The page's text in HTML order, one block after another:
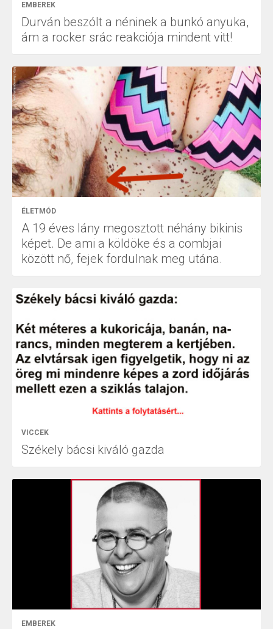
EMBEREK
Durván beszólt a néninek a bunkó anyuka,
ám a rocker srác reakciója mindent vitt!
ÉLETMÓD
A 19 éves lány megosztott néhány bikinis
képet. De ami a köldöke és a combjai
között nő, fejek fordulnak meg utána.
VICCEK
Székely bácsi kiváló gazda
EMBEREK